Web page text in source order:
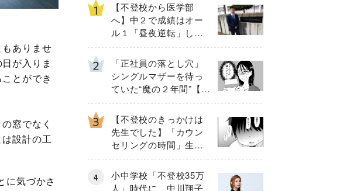
ありませ
が入りま
とができ
窓でなく
設計の工
に気づかさ
【不登校から医学部
へ】中２で成績はオー
ル１「昼夜逆転」した
わが子を”夜遊び”に連れ
出した母の気づき
「正社員の落とし穴」
シングルマザーを待っ
ていた“魔の２年間”【後
編】
【不登校のきっかけは
先生でした】「カウン
セリングの時間」生徒
の情報をバラしたの
は…《第２話》
小中学校「不登校35万
人」時代に 中川翔子